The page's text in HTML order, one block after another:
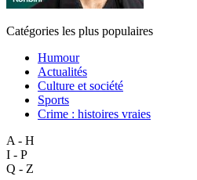
Catégories les plus populaires
Humour
Actualités
Culture et société
Sports
Crime : histoires vraies
A - H
I - P
Q - Z